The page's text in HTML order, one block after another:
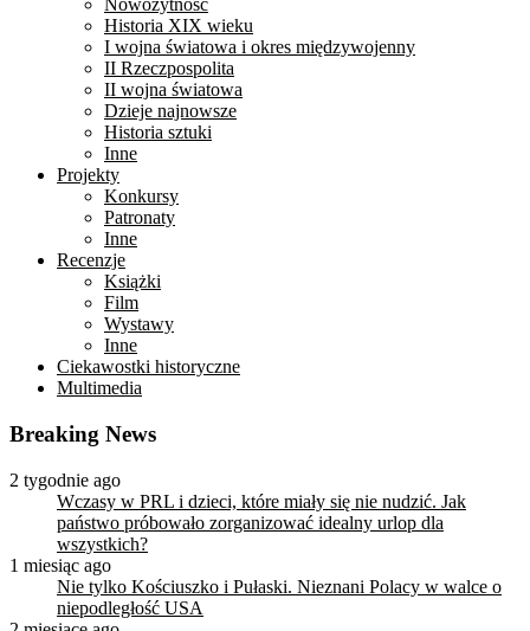
Nowożytność
Historia XIX wieku
I wojna światowa i okres międzywojenny
II Rzeczpospolita
II wojna światowa
Dzieje najnowsze
Historia sztuki
Inne
Projekty
Konkursy
Patronaty
Inne
Recenzje
Książki
Film
Wystawy
Inne
Ciekawostki historyczne
Multimedia
Breaking News
2 tygodnie ago
Wczasy w PRL i dzieci, które miały się nie nudzić. Jak
państwo próbowało zorganizować idealny urlop dla
wszystkich?
1 miesiąc ago
Nie tylko Kościuszko i Pułaski. Nieznani Polacy w walce o
niepodległość USA